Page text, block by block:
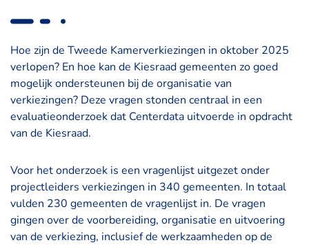
Hoe zijn de Tweede Kamerverkiezingen in oktober 2025
verlopen? En hoe kan de Kiesraad gemeenten zo goed
mogelijk ondersteunen bij de organisatie van
verkiezingen? Deze vragen stonden centraal in een
evaluatieonderzoek dat Centerdata uitvoerde in opdracht
van de Kiesraad.
Voor het onderzoek is een vragenlijst uitgezet onder
projectleiders verkiezingen in 340 gemeenten. In totaal
vulden 230 gemeenten de vragenlijst in. De vragen
gingen over de voorbereiding, organisatie en uitvoering
van de verkiezing, inclusief de werkzaamheden op de